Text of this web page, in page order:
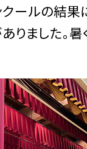
ールの結果
りました。